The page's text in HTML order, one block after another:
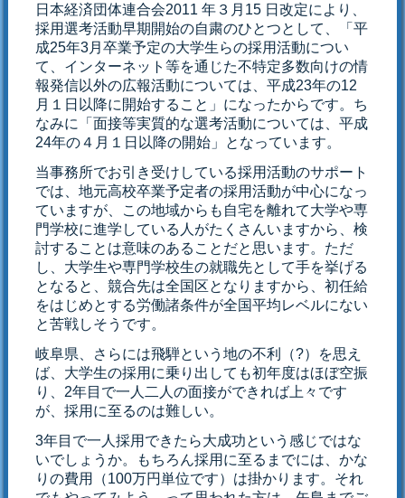
日本経済団体連合会2011 年３月15 日改定により、
採用選考活動早期開始の自粛のひとつとして、「平
成25年3月卒業予定の大学生らの採用活動につい
て、インターネット等を通じた不特定多数向けの情
報発信以外の広報活動については、平成23年の12
月１日以降に開始すること」になったからです。ち
なみに「面接等実質的な選考活動については、平成
24年の４月１日以降の開始」となっています。
当事務所でお引き受けしている採用活動のサポート
では、地元高校卒業予定者の採用活動が中心になっ
ていますが、この地域からも自宅を離れて大学や専
門学校に進学している人がたくさんいますから、検
討することは意味のあることだと思います。ただ
し、大学生や専門学校生の就職先として手を挙げる
となると、競合先は全国区となりますから、初任給
をはじめとする労働諸条件が全国平均レベルにない
と苦戦しそうです。
岐阜県、さらには飛騨という地の不利（?）を思え
ば、大学生の採用に乗り出しても初年度はほぼ空振
り、2年目で一人二人の面接ができれば上々です
が、採用に至るのは難しい。
3年目で一人採用できたら大成功という感じではな
いでしょうか。もちろん採用に至るまでには、かな
りの費用（100万円単位です）は掛かります。それ